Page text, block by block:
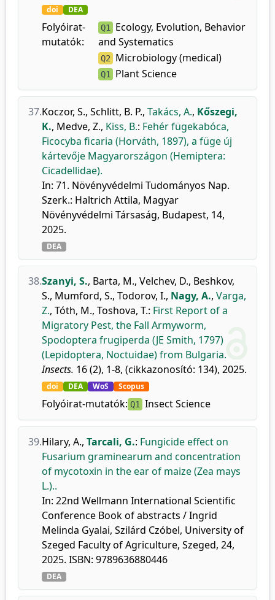
doi DEA
Folyóirat-
mutatók:
Q1
Ecology, Evolution, Behavior
and Systematics
Q2 Microbiology (medical)
Q1 Plant Science
37.Koczor, S., Schlitt, B. P., Takács, A., Kőszegi,
K., Medve, Z., Kiss, B.: Fehér fügekabóca,
Ficocyba ficaria (Horváth, 1897), a füge új
kártevője Magyarországon (Hemiptera:
Cicadellidae).
In: 71. Növényvédelmi Tudományos Nap.
Szerk.: Haltrich Attila, Magyar
Növényvédelmi Társaság, Budapest, 14,
2025.
DEA
38.Szanyi, S., Barta, M., Velchev, D., Beshkov,
S., Mumford, S., Todorov, I., Nagy, A., Varga,
Z., Tóth, M., Toshova, T.: First Report of a
Migratory Pest, the Fall Armyworm,
Spodoptera frugiperda (JE Smith, 1797)
(Lepidoptera, Noctuidae) from Bulgaria.
Insects. 16 (2), 1-8, (cikkazonosító: 134), 2025.
doi DEA WoS Scopus
Folyóirat-mutatók: Q1 Insect Science
39.Hilary, A., Tarcali, G.: Fungicide effect on
Fusarium graminearum and concentration
of mycotoxin in the ear of maize (Zea mays
L.)..
In: 22nd Wellmann International Scientific
Conference Book of abstracts / Ingrid
Melinda Gyalai, Szilárd Czóbel, University of
Szeged Faculty of Agriculture, Szeged, 24,
2025. ISBN: 9789636880446
DEA